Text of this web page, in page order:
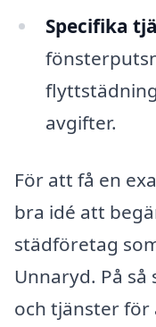
Specifika
avgifter.
För att få en
bra idé att
städföretag
Unnaryd. På
och tjänster